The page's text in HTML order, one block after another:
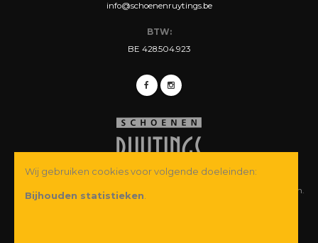
info@schoenenruytings.be
BTW:
BE 428.504.923
© Copyright 2026 Schoenen Ruytings BVBA. Alle rechten voorbehouden.
Wij gebruiken cookies voor volgende doeleinden:
Bijhouden statistieken